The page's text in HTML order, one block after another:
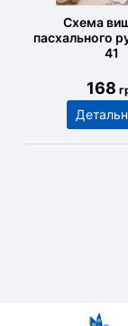
Схема
пасхального
41
168